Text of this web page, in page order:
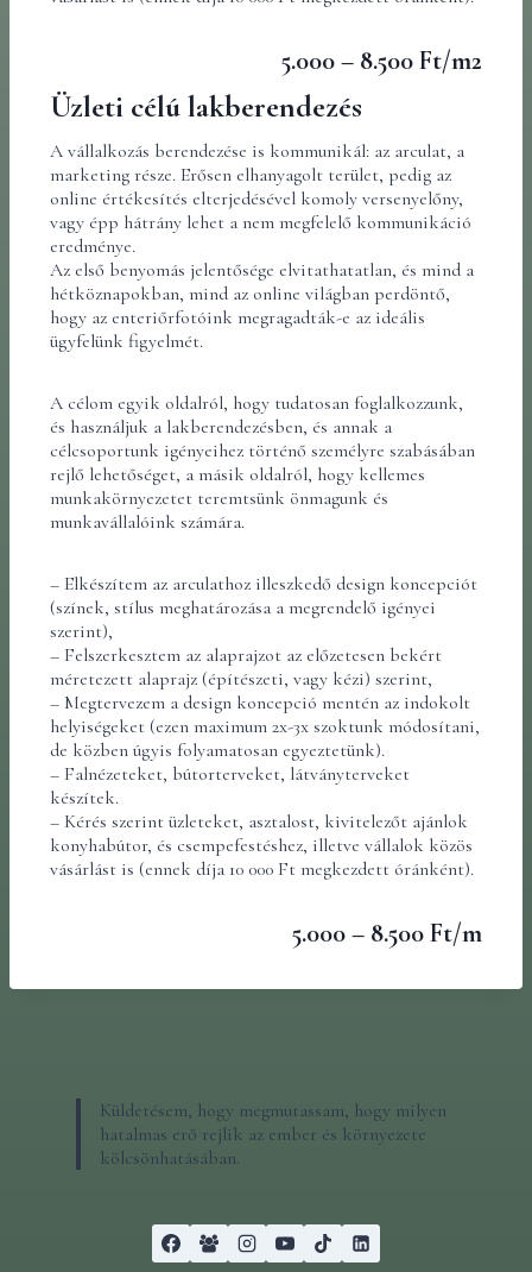
5.000 – 8.500 Ft/m2
Üzleti célú lakberendezés
A vállalkozás berendezése is kommunikál: az arculat, a
marketing része. Erősen elhanyagolt terület, pedig az
online értékesítés elterjedésével komoly versenyelőny,
vagy épp hátrány lehet a nem megfelelő kommunikáció
eredménye.
Az első benyomás jelentősége elvitathatatlan, és mind a
hétköznapokban, mind az online világban perdöntő,
hogy az enteriőrfotóink megragadták-e az ideális
ügyfelünk figyelmét.
A célom egyik oldalról, hogy tudatosan foglalkozzunk,
és használjuk a lakberendezésben, és annak a
célcsoportunk igényeihez történő személyre szabásában
rejlő lehetőséget, a másik oldalról, hogy kellemes
munkakörnyezetet teremtsünk önmagunk és
munkavállalóink számára.
– Elkészítem az arculathoz illeszkedő design koncepciót
(színek, stílus meghatározása a megrendelő igényei
szerint),
– Felszerkesztem az alaprajzot az előzetesen bekért
méretezett alaprajz (építészeti, vagy kézi) szerint,
– Megtervezem a design koncepció mentén az indokolt
helyiségeket (ezen maximum 2x-3x szoktunk módosítani,
de közben úgyis folyamatosan egyeztetünk).
– Falnézeteket, bútorterveket, látványterveket
készítek.
– Kérés szerint üzleteket, asztalost, kivitelezőt ajánlok
konyhabútor, és csempefestéshez, illetve vállalok közös
vásárlást is (ennek díja 10 000 Ft megkezdett óránként).
5.000 – 8.500 Ft/m
Küldetésem, hogy megmutassam, hogy milyen
hatalmas erő rejlik az ember és környezete
kölcsönhatásában.